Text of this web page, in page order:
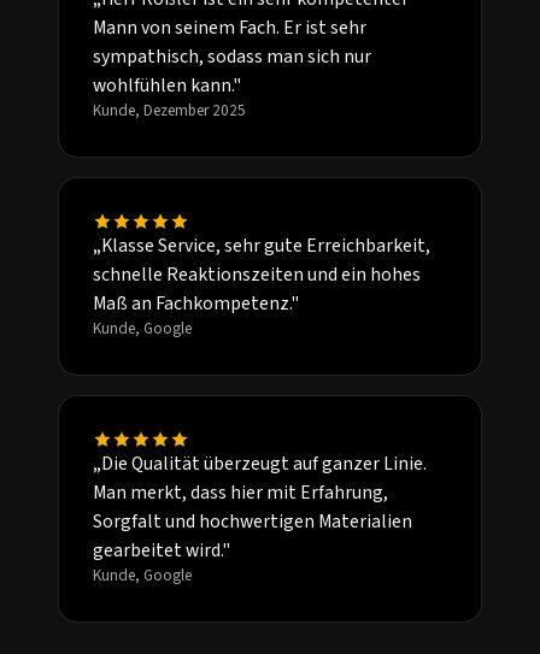
Mann von seinem Fach. Er ist sehr
sympathisch, sodass man sich nur
wohlfühlen kann."
Kunde, Dezember 2025
„Klasse Service, sehr gute Erreichbarkeit,
schnelle Reaktionszeiten und ein hohes
Maß an Fachkompetenz."
Kunde, Google
„Die Qualität überzeugt auf ganzer Linie.
Man merkt, dass hier mit Erfahrung,
Sorgfalt und hochwertigen Materialien
gearbeitet wird."
Kunde, Google